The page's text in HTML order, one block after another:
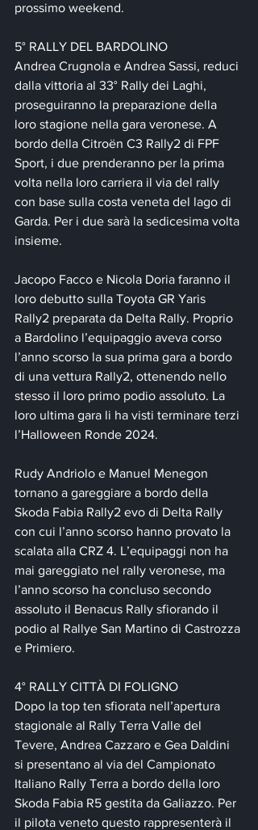
prossimo weekend.
5° RALLY DEL BARDOLINO
Andrea Crugnola e Andrea Sassi, reduci
dalla vittoria al 33° Rally dei Laghi,
proseguiranno la preparazione della
loro stagione nella gara veronese. A
bordo della Citroën C3 Rally2 di FPF
Sport, i due prenderanno per la prima
volta nella loro carriera il via del rally
con base sulla costa veneta del lago di
Garda. Per i due sarà la sedicesima volta
insieme.
Jacopo Facco e Nicola Doria faranno il
loro debutto sulla Toyota GR Yaris
Rally2 preparata da Delta Rally. Proprio
a Bardolino l’equipaggio aveva corso
l’anno scorso la sua prima gara a bordo
di una vettura Rally2, ottenendo nello
stesso il loro primo podio assoluto. La
loro ultima gara li ha visti terminare terzi
l’Halloween Ronde 2024.
Rudy Andriolo e Manuel Menegon
tornano a gareggiare a bordo della
Skoda Fabia Rally2 evo di Delta Rally
con cui l’anno scorso hanno provato la
scalata alla CRZ 4. L’equipaggi non ha
mai gareggiato nel rally veronese, ma
l’anno scorso ha concluso secondo
assoluto il Benacus Rally sfiorando il
podio al Rallye San Martino di Castrozza
e Primiero.
4° RALLY CITTÀ DI FOLIGNO
Dopo la top ten sfiorata nell’apertura
stagionale al Rally Terra Valle del
Tevere, Andrea Cazzaro e Gea Daldini
si presentano al via del Campionato
Italiano Rally Terra a bordo della loro
Skoda Fabia R5 gestita da Galiazzo. Per
il pilota veneto questo rappresenterà il